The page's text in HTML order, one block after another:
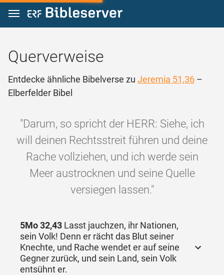
Zum Inhalt springen
Querverweise
Entdecke ähnliche Bibelverse zu Jeremia 51,36 –
Elberfelder Bibel
"Darum, so spricht der HERR: Siehe, ich
will deinen Rechtsstreit führen und deine
Rache vollziehen, und ich werde sein
Meer austrocknen und seine Quelle
versiegen lassen."
5Mo 32,43 Lasst jauchzen, ihr Nationen,
sein Volk! Denn er rächt das Blut seiner
Knechte, und Rache wendet er auf seine
Gegner zurück, und sein Land, sein Volk
entsühnt er.